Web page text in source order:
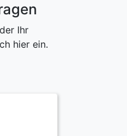
Ihr
hier ein.